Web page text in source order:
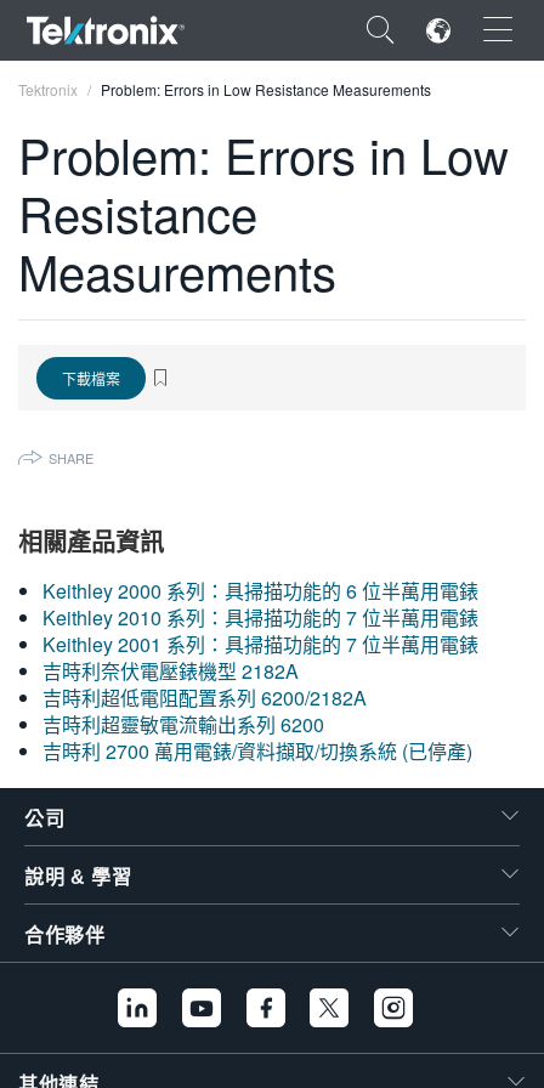
×
ENGLISH
FRANÇAIS
VIỆT NAM
Tektronix Problem: Errors in Low Resistance Measurements
Problem: Errors in Low
Resistance
Measurements
下載檔案
SHARE
相關產品資訊
Keithley 2000 系列：具掃描功能的 6 位半萬用電錶
Keithley 2010 系列：具掃描功能的 7 位半萬用電錶
Keithley 2001 系列：具掃描功能的 7 位半萬用電錶
吉時利奈伏電壓錶機型 2182A
吉時利超低電阻配置系列 6200/2182A
吉時利超靈敏電流輸出系列 6200
吉時利 2700 萬用電錶/資料擷取/切換系統 (已停產)
公司
說明 & 學習
合作夥伴